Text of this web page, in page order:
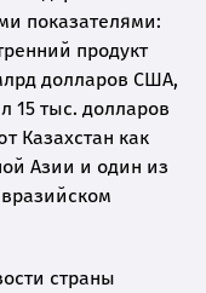
показателями:
продукт
долларов США,
15 тыс. долларов
Казахстан как
Азии и один из
страны